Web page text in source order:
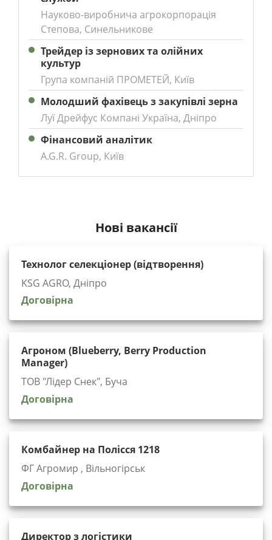
Науково-виробнича агрокорпорація
Степова, Синельникове
Трейдер із зернових та олійних
культур
Група компаній ПРОМЕТЕЙ, Київ
Молодший фахівець з закупівлі зерна
Луї Дрейфус Компані Україна, Дніпро
Фінансовий аналітик
A.G.R. Group, Київ
Нові вакансії
Технолог селекціонер (відтворення)
KSG AGRO, Дніпро
Договірна
Агроном (Blueberry, Berry Production
Manager)
ТОВ "Лідер Снек", Буча
Договірна
Комбайнер на Полісся 1218
ФГ Агромир , Вільногірськ
Договірна
Директор з логістики